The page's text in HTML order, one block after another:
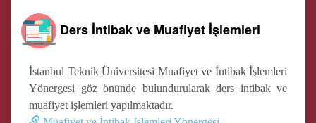
Ders İntibak ve Muafiyet İşlemleri
İstanbul Teknik Üniversitesi Muafiyet ve İntibak İşlemleri
Yönergesi göz önünde bulundurularak ders intibak ve
muafiyet işlemleri yapılmaktadır.